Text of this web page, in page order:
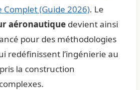
Complet (Guide 2026). Le
aéronautique devient ainsi
pour des méthodologies
redéfinissent l’ingénierie au
la construction